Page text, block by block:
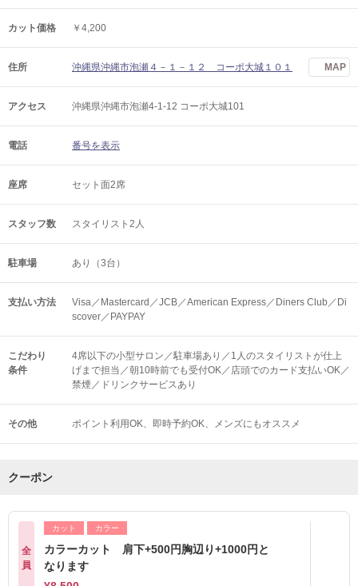
カット価格 ￥4,200
住所 沖縄県沖縄市泡瀬４－１－１２ コーポ大城１０１ MAP
アクセス 沖縄県沖縄市泡瀬4-1-12 コーポ大城101
電話 番号を表示
座席 セット面2席
スタッフ数 スタイリスト2人
駐車場 あり（3台）
支払い方法
Visa／Mastercard／JCB／American Express／Diners Club／Di
scover／PAYPAY
こだわり
条件
4席以下の小型サロン／駐車場あり／1人のスタイリストが仕上
げまで担当／朝10時前でも受付OK／店頭でのカード支払いOK／
禁煙／ドリンクサービスあり
その他 ポイント利用OK 即時予約OK メンズにもオススメ
クーポン
全
員
カット カラー
カラーカット 肩下+500円胸辺り+1000円と
なります